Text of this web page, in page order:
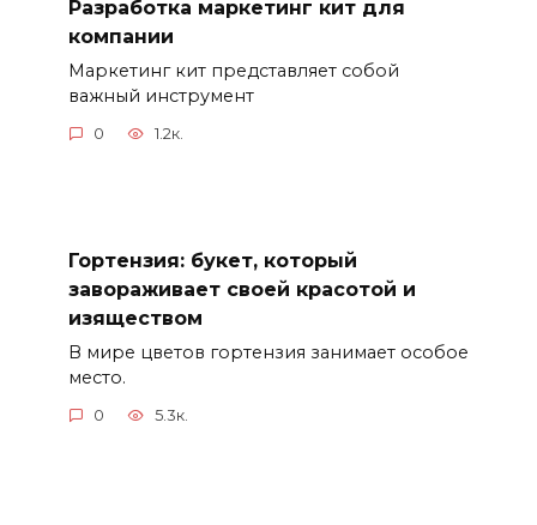
Разработка маркетинг кит для
компании
Маркетинг кит представляет собой
важный инструмент
0 1.2к.
Гортензия: букет, который
завораживает своей красотой и
изяществом
В мире цветов гортензия занимает особое
место.
0 5.3к.